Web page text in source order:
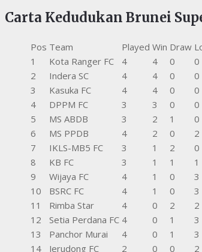
Carta Kedudukan Brunei
Pos Team Played Win Draw
1
Kota Ranger FC 4 4 0 0
2
Indera SC 4 4 0 0
3
Kasuka FC 4 4 0 0
4
DPPM FC 3 3 0 0
5
MS ABDB 3 2 1 0
6
MS PPDB 4 2 0 2
7
IKLS-MB5 FC 3 1 2 0
8
KB FC 3 1 1 1
9
Wijaya FC 4 1 0 3
10
BSRC FC 4 1 0 3
11
Rimba Star 4 0 2 2
12
Setia Perdana FC 4 0 1 3
13
Panchor Murai 4 0 1 3
14
Jerudong FC 2 0 0 2